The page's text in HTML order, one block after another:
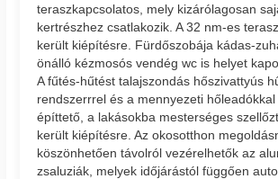
teraszkapcsolatos, mely kizárólagosan
kertrészhez csatlakozik. A 32 nm-es
került kiépítésre. Fürdőszobája kádas-
önálló kézmosós vendég wc is helyet
A fűtés-hűtést talajszondás hőszivattyús
rendszerrrel és a mennyezeti
építtető, a lakásokba mesterséges
került kiépítésre. Az okosotthon
köszönhetően távolról vezérelhetők az
zsaluziák, melyek időjárástól függően